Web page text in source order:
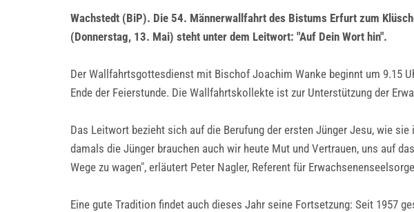
Wachstedt (BiP). Die 54. Männerwallfahrt des Bistums Erfurt zum
(Donnerstag, 13. Mai) steht unter dem Leitwort: "Auf Dein Wort hin".
Der Wallfahrtsgottesdienst mit Bischof Joachim Wanke beginnt um 9.15
Ende der Feierstunde. Die Wallfahrtskollekte ist zur Unterstützung der
Das Leitwort bezieht sich auf die Berufung der ersten Jünger Jesu, wie
damals die Jünger brauchen auch wir heute Mut und Vertrauen, uns auf
Wege zu wagen", erläutert Peter Nagler, Referent für
Eine gute Tradition findet auch dieses Jahr seine Fortsetzung: Seit 1957